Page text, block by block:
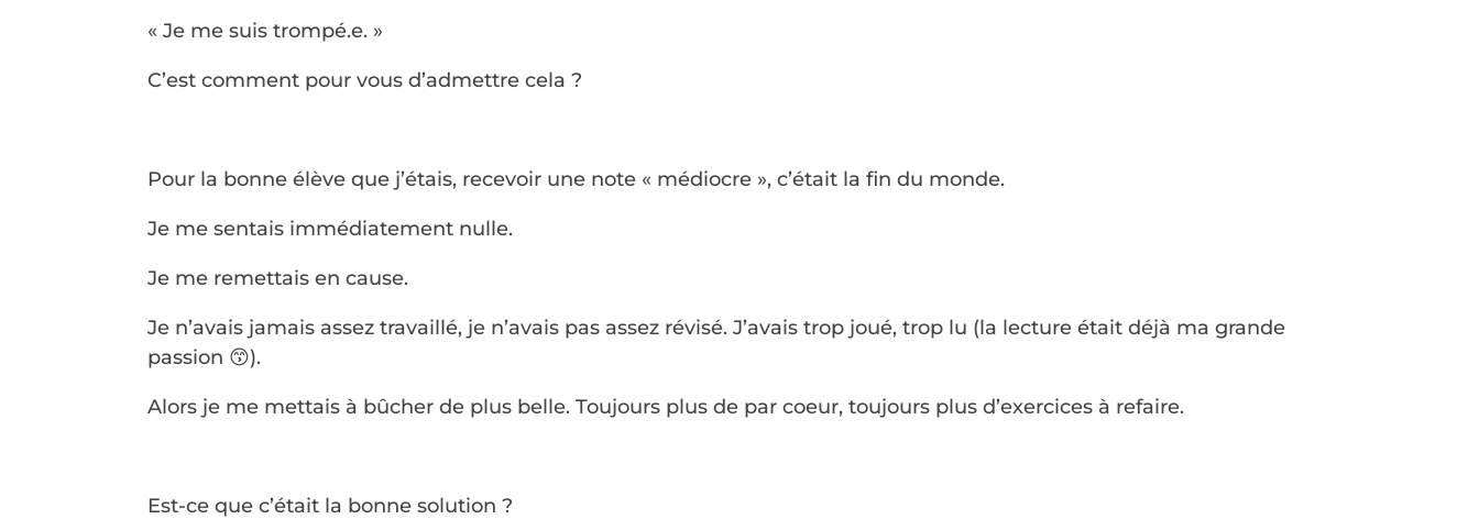
« Je me suis trompé.e. »
C’est comment pour vous d’admettre cela ?
Pour la bonne élève que j’étais, recevoir une note « médiocre », c’était la fin du monde.
Je me sentais immédiatement nulle.
Je me remettais en cause.
Je n’avais jamais assez travaillé, je n’avais pas assez révisé. J’avais trop joué, trop lu (la lecture était déjà ma grande
passion 😙).
Alors je me mettais à bûcher de plus belle. Toujours plus de par coeur, toujours plus d’exercices à refaire.
Est-ce que c’était la bonne solution ?